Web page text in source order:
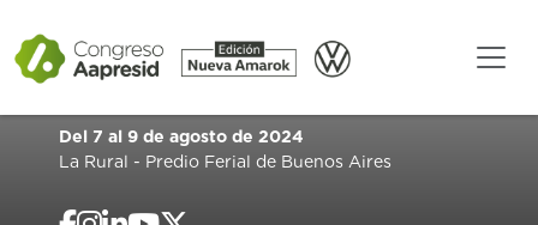
Del 7 al 9 de agosto de 2024
La Rural - Predio Ferial de Buenos Aires